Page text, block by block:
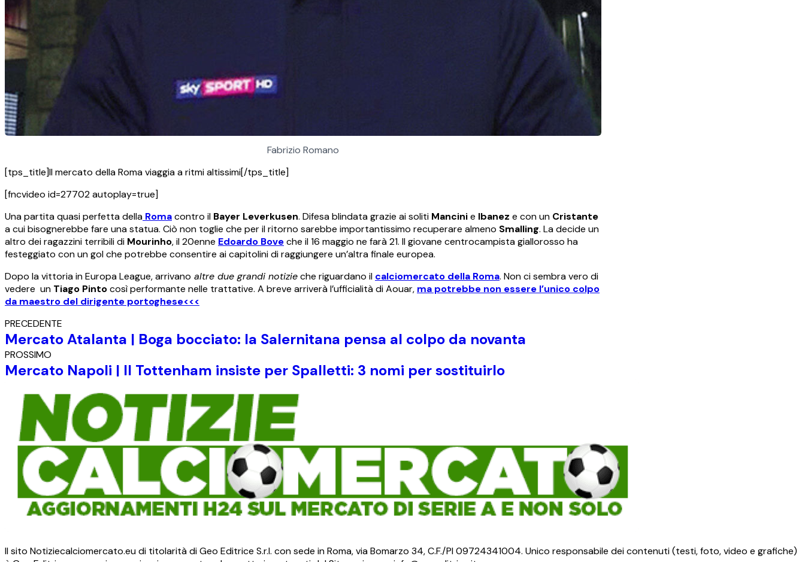
Fabrizio Romano
[tps_title]Il mercato della Roma viaggia a ritmi altissimi[/tps_title]
[fncvideo id=27702 autoplay=true]
Una partita quasi perfetta della Romacontro il Bayer Leverkusen. Difesa blindata grazie ai soliti Mancinie Ibanez e con un Cristante
a cui bisognerebbe fare una statua. Ciò non toglie che per il ritorno sarebbe importantissimo recuperare almeno Smalling. La decide un
altro dei ragazzini terribili di Mourinho, il 20enne Edoardo Boveche il 16 maggio ne farà 21. Il giovane centrocampista giallorosso ha
festeggiato con un gol che potrebbe consentire ai capitolini di raggiungere un’altra finale europea.
Dopo la vittoria in Europa League, arrivano altre due grandi notizieche riguardano il calciomercato della Roma. Non ci sembra vero di
vedere un Tiago Pintocosì performante nelle trattative. A breve arriverà l’ufficialità di Aouar, ma potrebbe non essere l’unico colpo
da maestro del dirigente portoghese<<<
PRECEDENTE
Mercato Atalanta | Boga bocciato: la Salernitana pensa al colpo da novanta
PROSSIMO
Mercato Napoli | Il Tottenham insiste per Spalletti: 3 nomi per sostituirlo
Il sito Notiziecalciomercato.eu di titolarità di Geo Editrice S.r.l. con sede in Roma, via Bomarzo 34, C.F./PI 09724341004. Unico responsabile dei contenuti (testi, foto, video e grafiche)